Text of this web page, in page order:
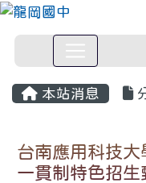
本站消息
台南應用科技
一貫制特色招生